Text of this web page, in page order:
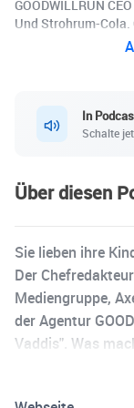
GOODWILLRUN
Und Strohrum-Cola.
In
Schalte
Über diesen
Sie lieben ihre
Der
Mediengruppe,
der Agentur
Vaddis". Was